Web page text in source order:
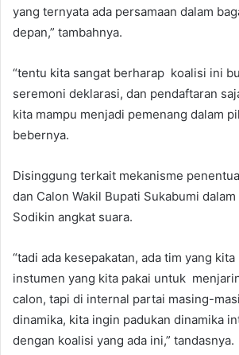
yang ternyata ada persamaan dalam
depan,” tambahnya.
“tentu kita sangat berharap koalisi ini
seremoni deklarasi, dan pendaftaran
kita mampu menjadi pemenang dalam
bebernya.
Disinggung terkait mekanisme
dan Calon Wakil Bupati Sukabumi
Sodikin angkat suara.
“tadi ada kesepakatan, ada tim yang
instumen yang kita pakai untuk
calon, tapi di internal partai masing-
dinamika, kita ingin padukan dinamika
dengan koalisi yang ada ini,” tandasnya.